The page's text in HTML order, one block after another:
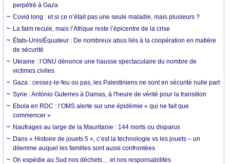
perpétré à Gaza
Covid long : et si ce n’était pas une seule maladie, mais plusieurs ?
La faim recule, mais l’Afrique reste l’épicentre de la crise
États-Unis/Équateur : De nombreux abus liés à la coopération en matière
de sécurité
Ukraine : l’ONU dénonce une hausse spectaculaire du nombre de
victimes civiles
Gaza : cessez-le-feu ou pas, les Palestiniens ne sont en sécurité nulle part
Syrie : António Guterres à Damas, à l'heure de vérité pour la transition
Ebola en RDC : l’OMS alerte sur une épidémie « qui ne fait que
commencer »
Naufrages au large de la Mauritanie : 144 morts ou disparus
Dans « Histoire de jouets 5 », c’est la technologie vs les jouets – un
dilemme auquel les familles sont aussi confrontées
On expédie au Sud nos déchets… et nos responsabilités